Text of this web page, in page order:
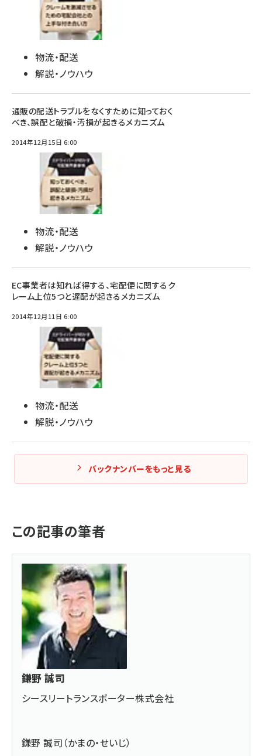
物流・配送
解説・ノウハウ
通販の配送トラブルをなくすために知っておく
べき、誤配と破損・汚損が起きるメカニズム
2014年12月15日 6:00
物流・配送
解説・ノウハウ
EC事業者は知れば得する、宅配便に関するク
レーム上位5つと遅配が起きるメカニズム
2014年12月11日 6:00
物流・配送
解説・ノウハウ
バックナンバーをもっと見る
この記事の筆者
鎌野 誠司
シースリートランスポーター株式会社
鎌野 誠司（かまの・せいじ）